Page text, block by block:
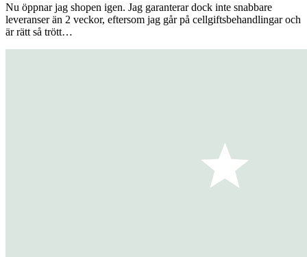
Nu öppnar jag shopen igen. Jag garanterar dock inte snabbare
leveranser än 2 veckor, eftersom jag går på cellgiftsbehandlingar och
är rätt så trött…